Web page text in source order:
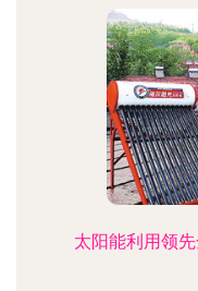
太阳能利用领